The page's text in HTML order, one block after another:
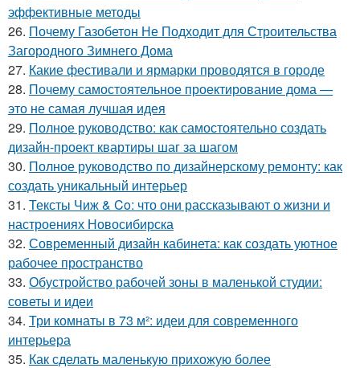
эффективные методы
26. Почему Газобетон Не Подходит для Строительства
Загородного Зимнего Дома
27. Какие фестивали и ярмарки проводятся в городе
28. Почему самостоятельное проектирование дома —
это не самая лучшая идея
29. Полное руководство: как самостоятельно создать
дизайн-проект квартиры шаг за шагом
30. Полное руководство по дизайнерскому ремонту: как
создать уникальный интерьер
31. Тексты Чиж & Co: что они рассказывают о жизни и
настроениях Новосибирска
32. Современный дизайн кабинета: как создать уютное
рабочее пространство
33. Обустройство рабочей зоны в маленькой студии:
советы и идеи
34. Три комнаты в 73 м²: идеи для современного
интерьера
35. Как сделать маленькую прихожую более